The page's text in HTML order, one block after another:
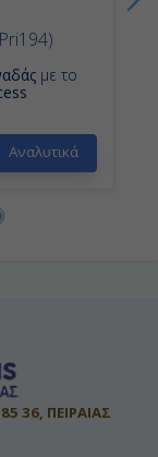
με το
Αναλυτικά
36, ΠΕΙΡΑΙΑΣ